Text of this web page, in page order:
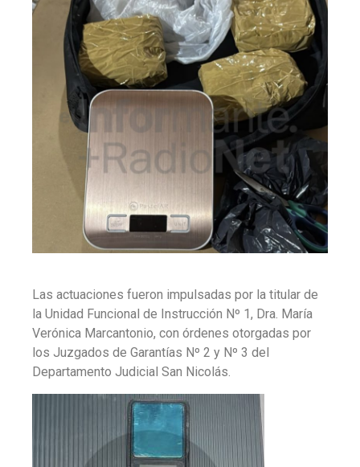
Las actuaciones fueron impulsadas por la titular de
la Unidad Funcional de Instrucción Nº 1, Dra. María
Verónica Marcantonio, con órdenes otorgadas por
los Juzgados de Garantías Nº 2 y Nº 3 del
Departamento Judicial San Nicolás.